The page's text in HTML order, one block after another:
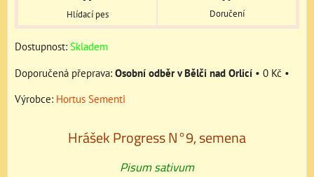
Hlídací pes Doručení
Dostupnost: Skladem
Osobní odběr v Bělči nad Orlicí • 0 Kč •
Výrobce: Hortus Sementi
Hrášek Progress N°9, semena
Pisum sativum